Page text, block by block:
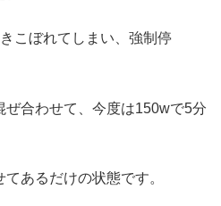
こぼれてしまい、強制停
ぜ合わせて、今度は150wで5分
あるだけの状態です。